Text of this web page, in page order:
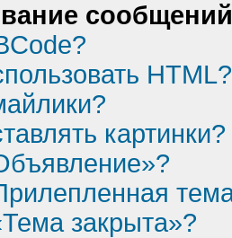
HTML?
картинки?
закрыта»?